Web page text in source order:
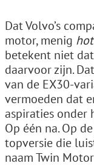
Dat Volvo’s
motor, menig
betekent niet
daarvoor zijn.
van de EX30-
vermoeden dat
aspiraties onder
Op één na. Op
topversie die
naam Twin